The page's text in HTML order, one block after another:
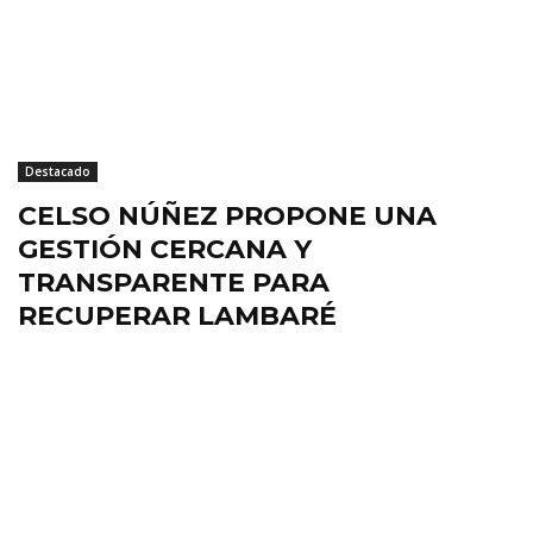
Destacado
CELSO NÚÑEZ PROPONE UNA
GESTIÓN CERCANA Y
TRANSPARENTE PARA
RECUPERAR LAMBARÉ